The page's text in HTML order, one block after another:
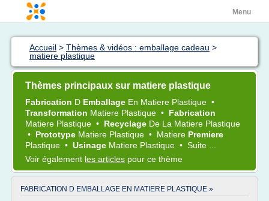
Menu
Accueil > Thèmes & vidéos : emballage cadeau >
matiere plastique
Thèmes principaux sur matiere plastique
Fabrication D Emballage En Matiere Plastique •
Transformation Matiere Plastique • Fabrication
Matiere Plastique • Recyclage De La Matiere Plastique
• Prototype Matiere Plastique • Matiere Premiere
Plastique • Usinage Matiere Plastique • Suite ...
Voir également les articles pour ce thème
FABRICATION D EMBALLAGE EN MATIERE PLASTIQUE »